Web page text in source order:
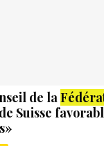
de la
de Suisse